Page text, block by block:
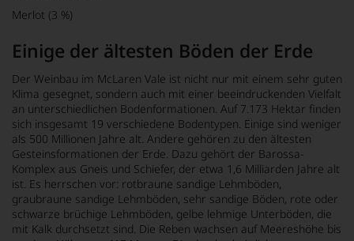
Merlot (3 %)
Einige der ältesten Böden der Erde
Der Weinbau im McLaren Vale ist nicht nur mit einem sehr guten
Klima gesegnet, sondern auch mit einer beeindruckenden Vielfalt
an unterschiedlichen Bodenformationen. Auf 7.173 Hektar finden
sich insgesamt 19 verschiedene Bodentypen. Einige sind weniger
als 500 Millionen Jahre alt. Andere gehören zu den ältesten
Gesteinsformationen der Erde. Dazu gehört der Barossa-
Komplex aus Gneis und Schiefer, der etwa 1,6 Milliarden Jahre alt
ist. Es herrschen vor: rotbraune sandige Lehmböden,
graubraune sandige Lehmböden, sehr sandige Böden, rote oder
schwarze brüchige Lehmböden, gelbe lehmige Unterböden, die
mit Kalk durchsetzt sind. Die Reben wachsen auf Meereshöhe bis